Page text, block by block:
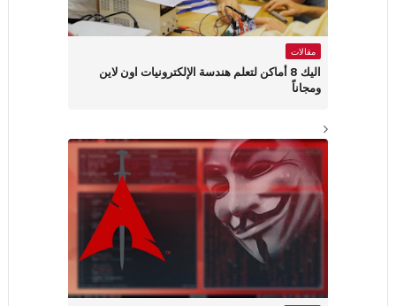
مقالات
اليك 8 أماكن لتعلم هندسة الإلكترونيات اون لاين
ومجاناً